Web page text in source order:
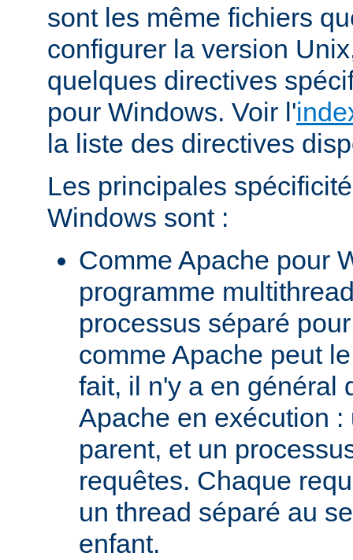
sont les même fichiers
configurer la version
quelques directives
pour Windows. Voir l'
la liste des directives
Les principales
Windows sont :
Comme Apache pour
programme
processus séparé
comme Apache peut
fait, il n'y a en général
Apache en exécution :
parent, et un
requêtes. Chaque
un thread séparé au
enfant.